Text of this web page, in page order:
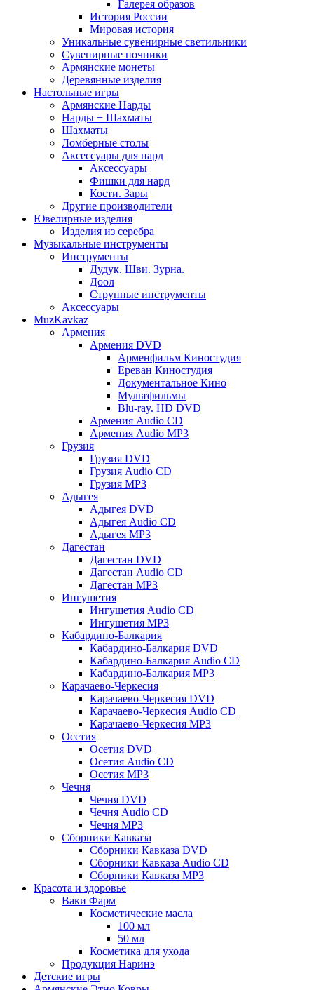
Галерея образов
История России
Мировая история
Уникальные сувенирные светильники
Сувенирные ночники
Армянские монеты
Деревянные изделия
Настольные игры
Армянские Нарды
Нарды + Шахматы
Шахматы
Ломберные столы
Аксессуары для нард
Аксессуары
Фишки для нард
Кости. Зары
Другие производители
Ювелирные изделия
Изделия из серебра
Музыкальные инструменты
Инструменты
Дудук. Шви. Зурна.
Доол
Струнные инструменты
Аксессуары
MuzKavkaz
Армения
Армения DVD
Арменфильм Киностудия
Ереван Киностудия
Документальное Кино
Мультфильмы
Blu-ray. HD DVD
Армения Audio CD
Армения Audio MP3
Грузия
Грузия DVD
Грузия Audio CD
Грузия MP3
Адыгея
Адыгея DVD
Адыгея Audio CD
Адыгея MP3
Дагестан
Дагестан DVD
Дагестан Audio CD
Дагестан MP3
Ингушетия
Ингушетия Audio CD
Ингушетия MP3
Кабардино-Балкария
Кабардино-Балкария DVD
Кабардино-Балкария Audio CD
Кабардино-Балкария MP3
Карачаево-Черкесия
Карачаево-Черкесия DVD
Карачаево-Черкесия Audio CD
Карачаево-Черкесия MP3
Осетия
Осетия DVD
Осетия Audio CD
Осетия MP3
Чечня
Чечня DVD
Чечня Audio CD
Чечня MP3
Сборники Кавказа
Сборники Кавказа DVD
Сборники Кавказа Audio CD
Сборники Кавказа MP3
Красота и здоровье
Ваки Фарм
Косметические масла
100 мл
50 мл
Косметика для ухода
Продукция Наринэ
Детские игры